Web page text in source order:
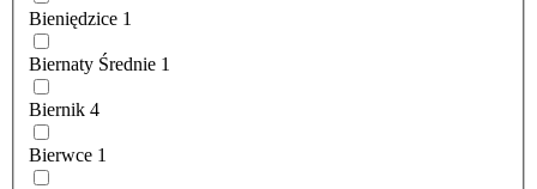
Bieniędzice 1
Biernaty Średnie 1
Biernik 4
Bierwce 1